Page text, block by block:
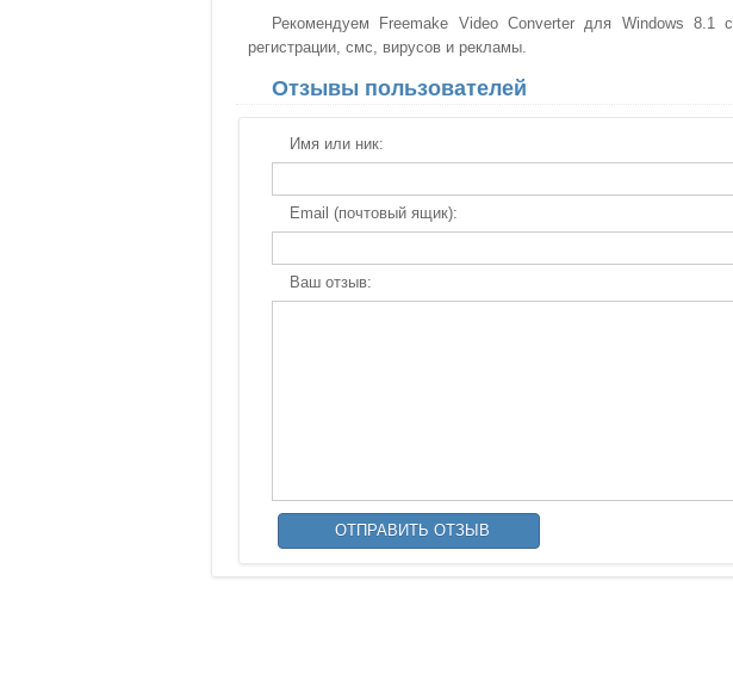
Рекомендуем Freemake Video Converter для Windows 8.1
регистрации, смс, вирусов и рекламы.
Отзывы пользователей
Имя или ник:
Email (почтовый ящик):
Ваш отзыв: